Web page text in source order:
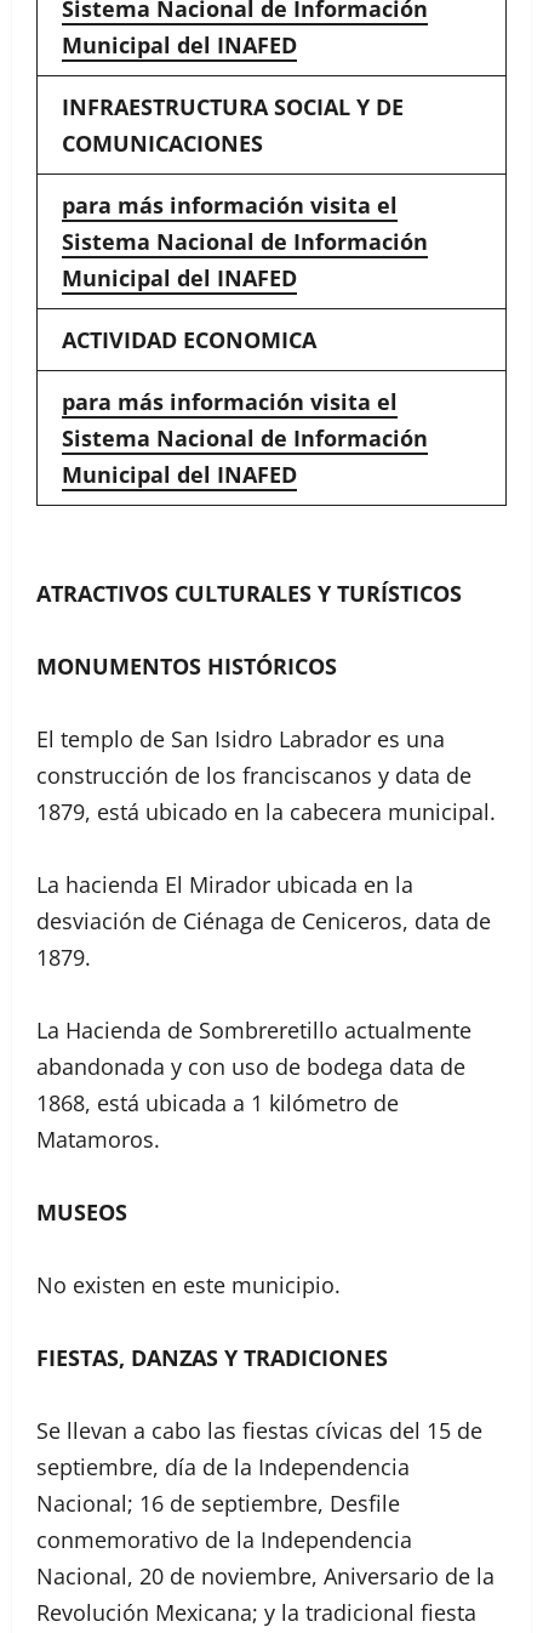
Sistema Nacional de Información
Municipal del INAFED
INFRAESTRUCTURA SOCIAL Y DE
COMUNICACIONES
para más información visita el
Sistema Nacional de Información
Municipal del INAFED
ACTIVIDAD ECONOMICA
para más información visita el
Sistema Nacional de Información
Municipal del INAFED
ATRACTIVOS CULTURALES Y TURÍSTICOS
MONUMENTOS HISTÓRICOS
El templo de San Isidro Labrador es una
construcción de los franciscanos y data de
1879, está ubicado en la cabecera municipal.
La hacienda El Mirador ubicada en la
desviación de Ciénaga de Ceniceros, data de
1879.
La Hacienda de Sombreretillo actualmente
abandonada y con uso de bodega data de
1868, está ubicada a 1 kilómetro de
Matamoros.
MUSEOS
No existen en este municipio.
FIESTAS, DANZAS Y TRADICIONES
Se llevan a cabo las fiestas cívicas del 15 de
septiembre, día de la Independencia
Nacional; 16 de septiembre, Desfile
conmemorativo de la Independencia
Nacional, 20 de noviembre, Aniversario de la
Revolución Mexicana; y la tradicional fiesta